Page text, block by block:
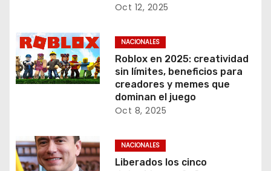
Oct 12, 2025
NACIONALES
Roblox en 2025: creatividad
sin límites, beneficios para
creadores y memes que
dominan el juego
Oct 8, 2025
NACIONALES
Liberados los cinco